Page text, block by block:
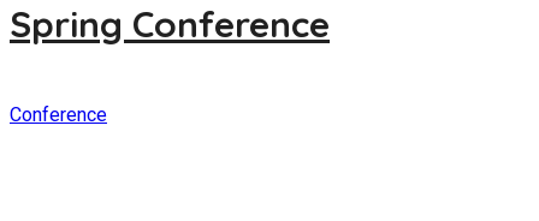
Spring Conference
Conference